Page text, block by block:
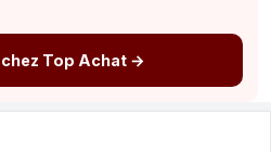
chez Top Achat →